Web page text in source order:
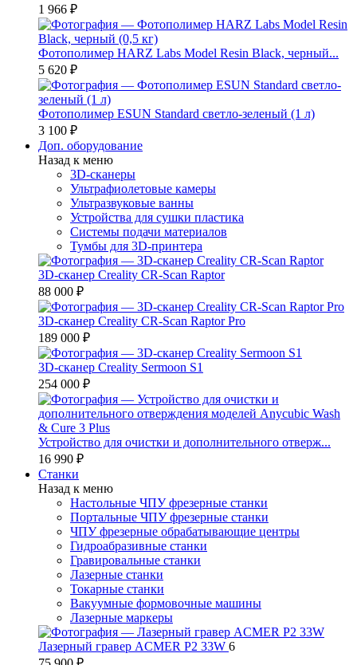
1 966 ₽
Фотополимер HARZ Labs Model Resin Black, черный...
5 620 ₽
Фотополимер ESUN Standard светло-зеленый (1 л)
3 100 ₽
Доп. оборудование
Назад к меню
3D-сканеры
Ультрафиолетовые камеры
Ультразвуковые ванны
Устройства для сушки пластика
Системы подачи материалов
Тумбы для 3D-принтера
3D-сканер Creality CR-Scan Raptor
88 000 ₽
3D-сканер Creality CR-Scan Raptor Pro
189 000 ₽
3D-сканер Creality Sermoon S1
254 000 ₽
Устройство для очистки и дополнительного отверж...
16 990 ₽
Станки
Назад к меню
Настольные ЧПУ фрезерные станки
Портальные ЧПУ фрезерные станки
ЧПУ фрезерные обрабатывающие центры
Гидроабразивные станки
Гравировальные станки
Лазерные станки
Токарные станки
Вакуумные формовочные машины
Лазерные маркеры
Лазерный гравер ACMER P2 33W 6